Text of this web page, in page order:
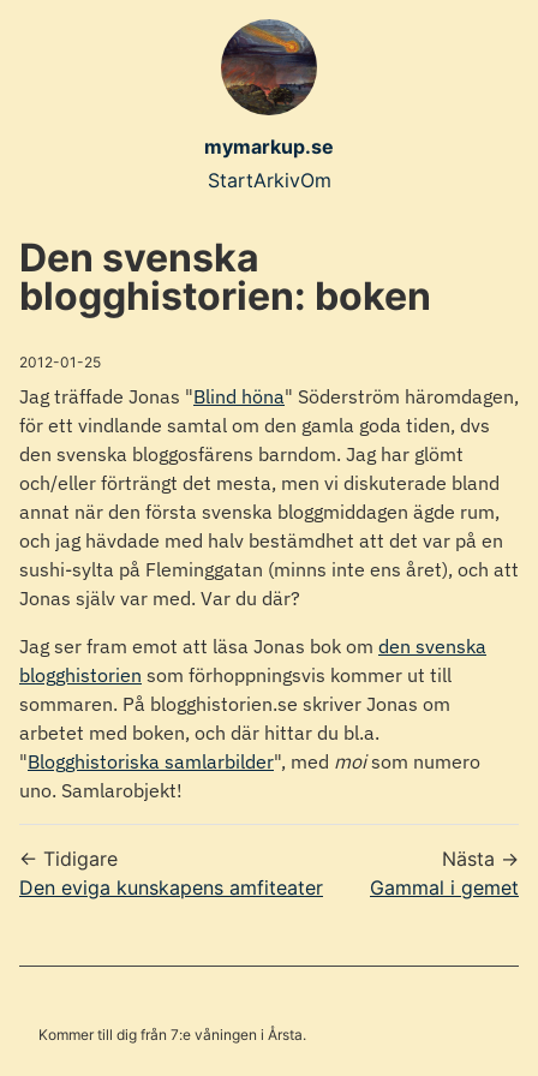
mymarkup.se
Top
navigation
menu
StartArkivOm
Den svenska
blogghistorien: boken
2012-01-25
Jag träffade Jonas "Blind höna" Söderström häromdagen,
för ett vindlande samtal om den gamla goda tiden, dvs
den svenska bloggosfärens barndom. Jag har glömt
och/eller förträngt det mesta, men vi diskuterade bland
annat när den första svenska bloggmiddagen ägde rum,
och jag hävdade med halv bestämdhet att det var på en
sushi-sylta på Fleminggatan (minns inte ens året), och att
Jonas själv var med. Var du där?
Jag ser fram emot att läsa Jonas bok om den svenska
blogghistorien som förhoppningsvis kommer ut till
sommaren. På blogghistorien.se skriver Jonas om
arbetet med boken, och där hittar du bl.a.
"Blogghistoriska samlarbilder", med moisom numero
uno. Samlarobjekt!
← Tidigare
Den eviga kunskapens amfiteater
Nästa →
Gammal i gemet
Kommer till dig från 7:e våningen i Årsta.